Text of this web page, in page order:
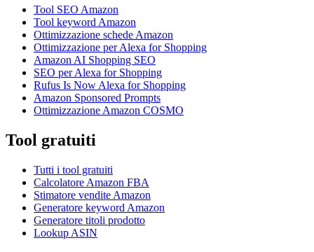
Tool SEO Amazon
Tool keyword Amazon
Ottimizzazione schede Amazon
Ottimizzazione per Alexa for Shopping
Amazon AI Shopping SEO
SEO per Alexa for Shopping
Rufus Is Now Alexa for Shopping
Amazon Sponsored Prompts
Ottimizzazione Amazon COSMO
Tool gratuiti
Tutti i tool gratuiti
Calcolatore Amazon FBA
Stimatore vendite Amazon
Generatore keyword Amazon
Generatore titoli prodotto
Lookup ASIN